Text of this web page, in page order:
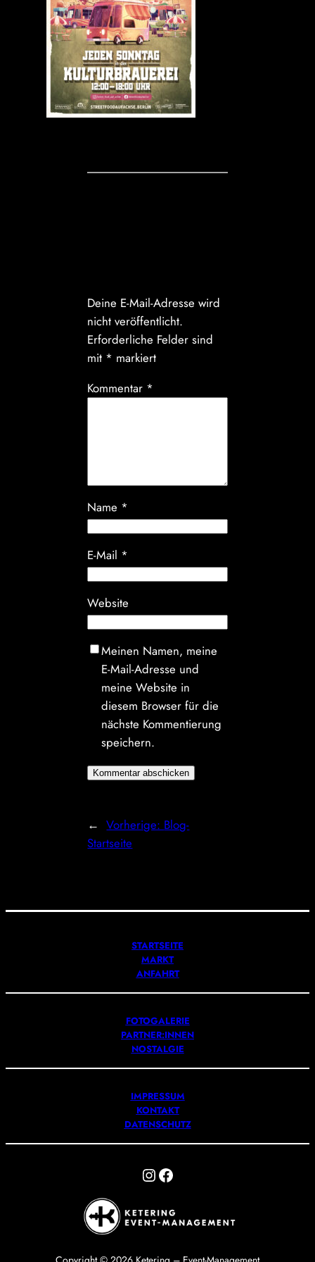
Deine E-Mail-Adresse wird
nicht veröffentlicht.
Erforderliche Felder sind
mit * markiert
Kommentar *
Name *
E-Mail *
Website
Meinen Namen, meine
E-Mail-Adresse und
meine Website in
diesem Browser für die
nächste Kommentierung
speichern.
← Vorherige: Blog-
Startseite
STARTSEITE
MARKT
ANFAHRT
FOTOGALERIE
PARTNER:INNEN
NOSTALGIE
IMPRESSUM
KONTAKT
DATENSCHUTZ
Instagram Facebook